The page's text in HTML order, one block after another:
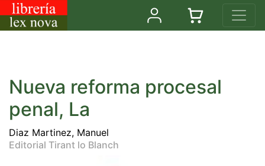
Nueva reforma procesal
penal, La
Diaz Martinez, Manuel
Editorial Tirant lo Blanch